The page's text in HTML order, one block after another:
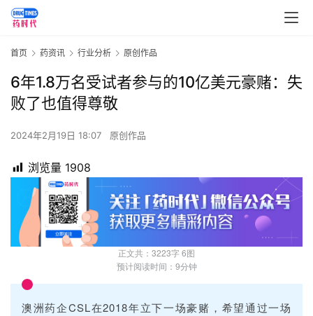
首页 药资讯 行业分析 原创作品
6年1.8万名受试者参与的10亿美元豪赌：失
败了也值得尊敬
2024年2月19日 18:07 原创作品
浏览量 1908
正文共：3223字 6图
预计阅读时间：9分钟
澳洲药企CSL在2018年立下一场豪赌，希望通过一场